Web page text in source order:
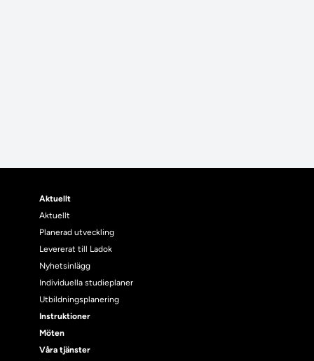
Aktuellt
Aktuellt
Planerad utveckling
Levererat till Ladok
Nyhetsinlägg
Individuella studieplaner
Utbildningsplanering
Instruktioner
Möten
Våra tjänster